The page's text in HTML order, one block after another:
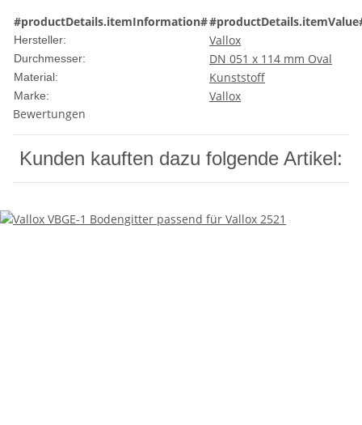
#productDetails.itemInformation#
Hersteller: Vallox
Durchmesser: DN 051 x 114 mm Oval
Material: Kunststoff
Marke:
Vallox
Bewertungen
Kunden kauften dazu folgende Artikel: